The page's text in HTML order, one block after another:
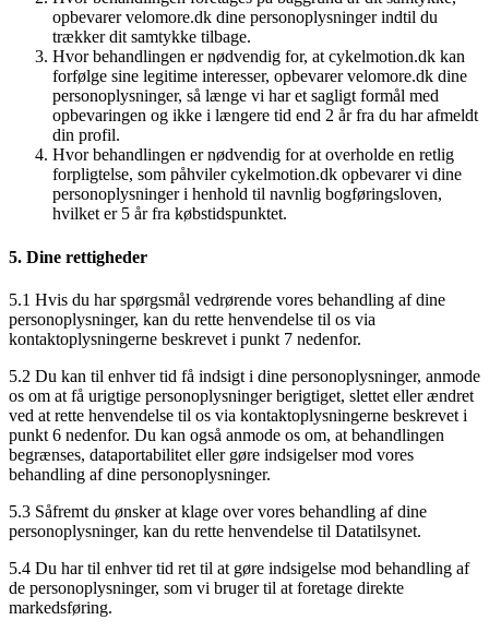
opbevarer velomore.dk dine personoplysninger indtil du
trækker dit samtykke tilbage.
Hvor behandlingen er nødvendig for, at cykelmotion.dk kan
forfølge sine legitime interesser, opbevarer velomore.dk dine
personoplysninger, så længe vi har et sagligt formål med
opbevaringen og ikke i længere tid end 2 år fra du har afmeldt
din profil.
Hvor behandlingen er nødvendig for at overholde en retlig
forpligtelse, som påhviler cykelmotion.dk opbevarer vi dine
personoplysninger i henhold til navnlig bogføringsloven,
hvilket er 5 år fra købstidspunktet.
5. Dine rettigheder
5.1 Hvis du har spørgsmål vedrørende vores behandling af dine
personoplysninger, kan du rette henvendelse til os via
kontaktoplysningerne beskrevet i punkt 7 nedenfor.
5.2 Du kan til enhver tid få indsigt i dine personoplysninger, anmode
os om at få urigtige personoplysninger berigtiget, slettet eller ændret
ved at rette henvendelse til os via kontaktoplysningerne beskrevet i
punkt 6 nedenfor. Du kan også anmode os om, at behandlingen
begrænses, dataportabilitet eller gøre indsigelser mod vores
behandling af dine personoplysninger.
5.3 Såfremt du ønsker at klage over vores behandling af dine
personoplysninger, kan du rette henvendelse til Datatilsynet.
5.4 Du har til enhver tid ret til at gøre indsigelse mod behandling af
de personoplysninger, som vi bruger til at foretage direkte
markedsføring.